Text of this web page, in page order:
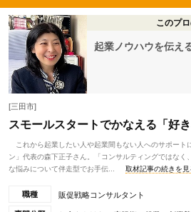
このプ
起業ノウハウを伝え
[三田市]
スモールスタートでかなえる「好
これから起業したい人や起業間もない人へのサポート
ン」代表の森下正子さん。「コンサルティングではなく
な悩みについて伴走型でお手伝...
取材記事の続きを
職種 販促戦略コンサルタント